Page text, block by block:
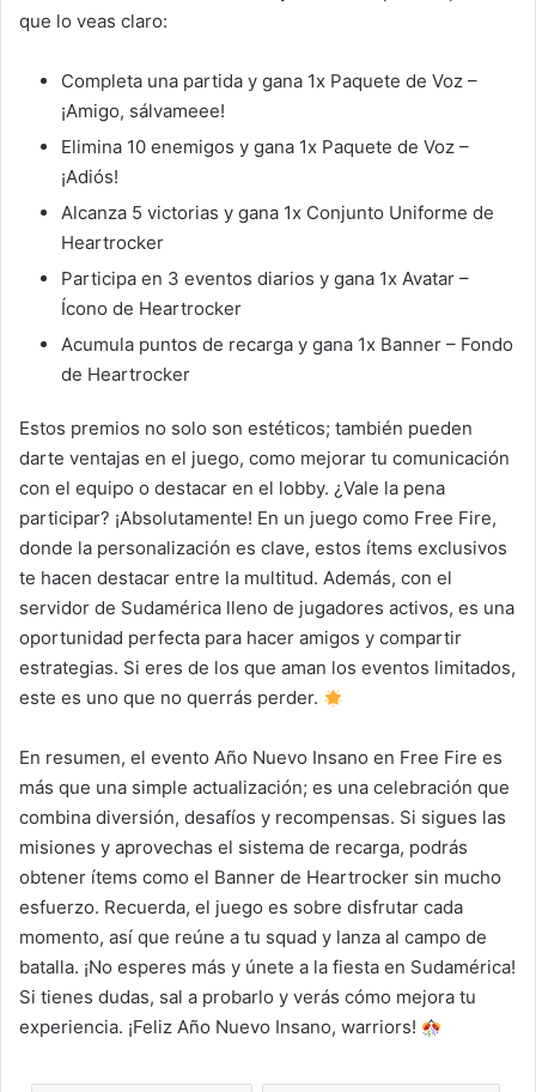
que lo veas claro:
Completa una partida y gana 1x Paquete de Voz –
¡Amigo, sálvameee!
Elimina 10 enemigos y gana 1x Paquete de Voz –
¡Adiós!
Alcanza 5 victorias y gana 1x Conjunto Uniforme de
Heartrocker
Participa en 3 eventos diarios y gana 1x Avatar –
Ícono de Heartrocker
Acumula puntos de recarga y gana 1x Banner – Fondo
de Heartrocker
Estos premios no solo son estéticos; también pueden
darte ventajas en el juego, como mejorar tu comunicación
con el equipo o destacar en el lobby. ¿Vale la pena
participar? ¡Absolutamente! En un juego como Free Fire,
donde la personalización es clave, estos ítems exclusivos
te hacen destacar entre la multitud. Además, con el
servidor de Sudamérica lleno de jugadores activos, es una
oportunidad perfecta para hacer amigos y compartir
estrategias. Si eres de los que aman los eventos limitados,
este es uno que no querrás perder.
En resumen, el evento Año Nuevo Insano en Free Fire es
más que una simple actualización; es una celebración que
combina diversión, desafíos y recompensas. Si sigues las
misiones y aprovechas el sistema de recarga, podrás
obtener ítems como el Banner de Heartrocker sin mucho
esfuerzo. Recuerda, el juego es sobre disfrutar cada
momento, así que reúne a tu squad y lanza al campo de
batalla. ¡No esperes más y únete a la fiesta en Sudamérica!
Si tienes dudas, sal a probarlo y verás cómo mejora tu
experiencia. ¡Feliz Año Nuevo Insano, warriors!